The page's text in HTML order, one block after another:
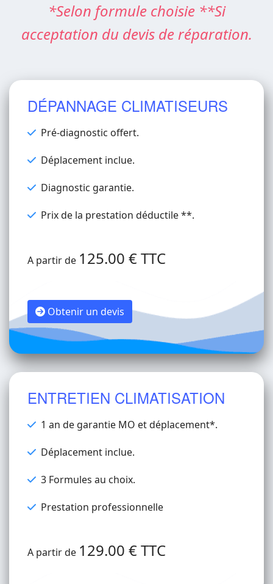
*Selon formule choisie **Si
acceptation du devis de réparation.
DÉPANNAGE CLIMATISEURS
Pré-diagnostic offert.
Déplacement inclue.
Diagnostic garantie.
Prix de la prestation déductile **.
A partir de 125.00 € TTC
Obtenir un devis
ENTRETIEN CLIMATISATION
1 an de garantie MO et déplacement*.
Déplacement inclue.
3 Formules au choix.
Prestation professionnelle
A partir de 129.00 € TTC